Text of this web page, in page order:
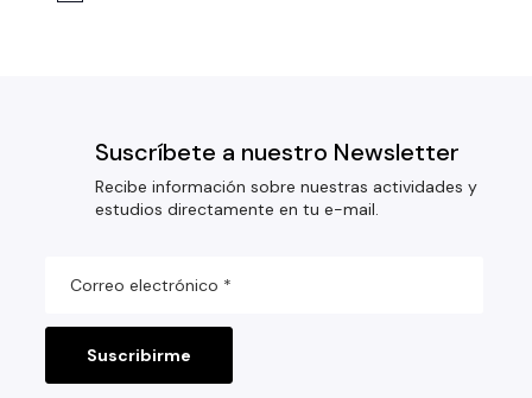
Suscríbete a nuestro Newsletter
Recibe información sobre nuestras actividades y
estudios directamente en tu e-mail.